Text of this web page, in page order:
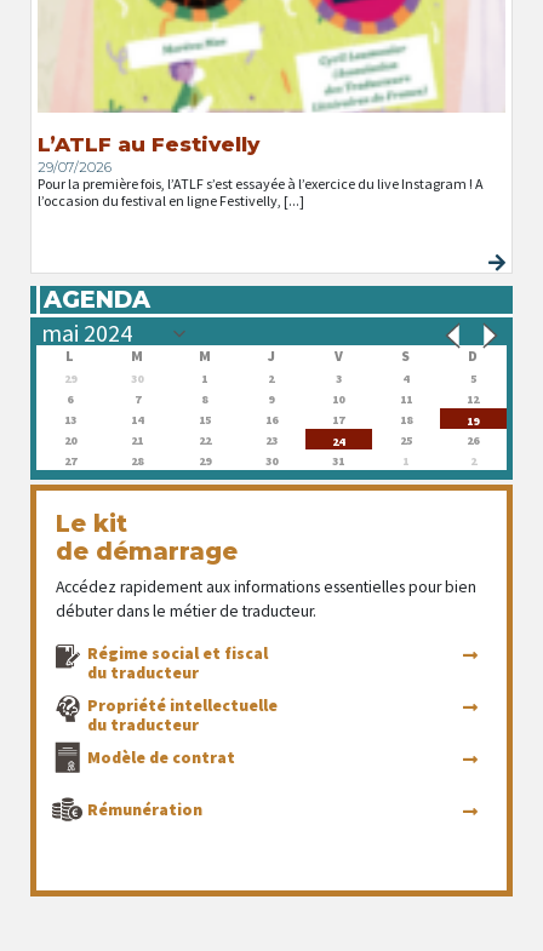
L’ATLF au Festivelly
29/07/2026
Pour la première fois, l’ATLF s’est essayée à l’exercice du live Instagram ! A
l’occasion du festival en ligne Festivelly, [...]
AGENDA
L M M J V S D
29 30 1 2 3 4
5
6
7 8 9 10 11
12
13
14 15 16 17 18
19
20
21 22 23 24 25
26
27
28 29 30 31 1 2
Le kit
de démarrage
Accédez rapidement aux informations essentielles pour bien
débuter dans le métier de traducteur.
Régime social et fiscal
du traducteur
Propriété intellectuelle
du traducteur
Modèle de contrat
Rémunération